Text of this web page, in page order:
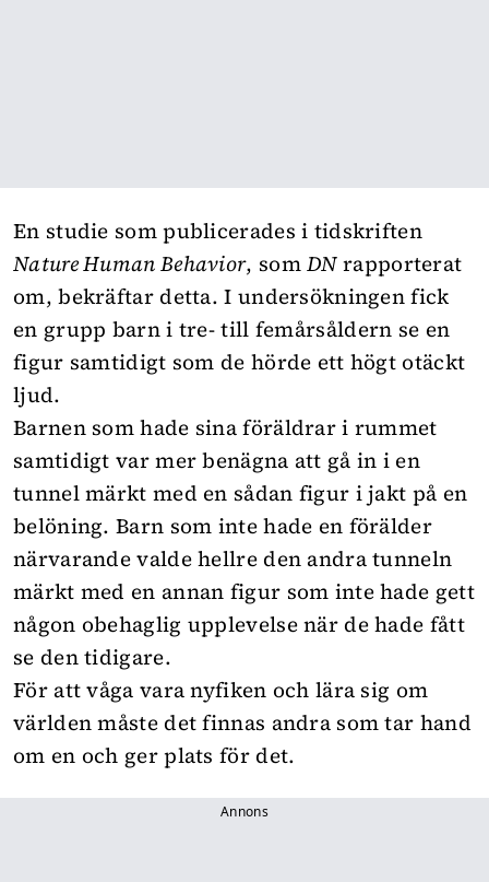
En studie som publicerades i tidskriften
Nature Human Behavior, somDNrapporterat
om, bekräftar detta. I undersökningen fick
en grupp barn i tre- till femårsåldern se en
figur samtidigt som de hörde ett högt otäckt
ljud.
Barnen som hade sina föräldrar i rummet
samtidigt var mer benägna att gå in i en
tunnel märkt med en sådan figur i jakt på en
belöning. Barn som inte hade en förälder
närvarande valde hellre den andra tunneln
märkt med en annan figur som inte hade gett
någon obehaglig upplevelse när de hade fått
se den tidigare.
För att våga vara nyfiken och lära sig om
världen måste det finnas andra som tar hand
om en och ger plats för det.
Annons